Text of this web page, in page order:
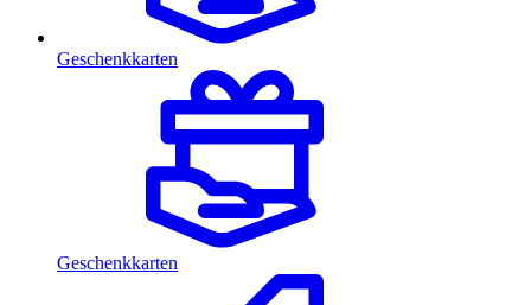
Geschenkkarten
Geschenkkarten